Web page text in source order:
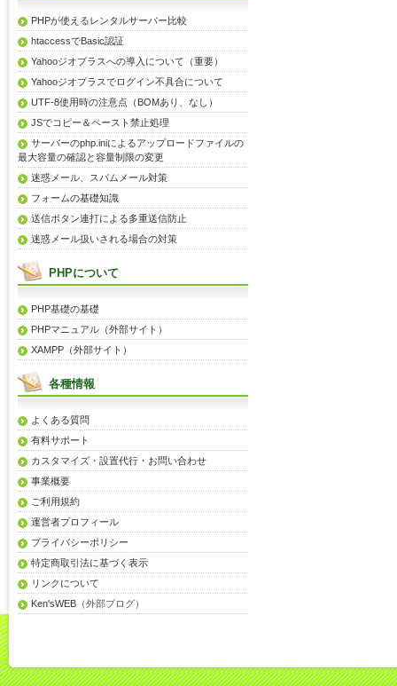
PHPが使えるレンタルサーバー比較
htaccessでBasic認証
Yahooジオプラスへの導入について（重要）
Yahooジオプラスでログイン不具合について
UTF-8使用時の注意点（BOMあり、なし）
JSでコピー＆ペースト禁止処理
サーバーのphp.iniによるアップロードファイルの
最大容量の確認と容量制限の変更
迷惑メール、スパムメール対策
フォームの基礎知識
送信ボタン連打による多重送信防止
迷惑メール扱いされる場合の対策
PHPについて
PHP基礎の基礎
PHPマニュアル（外部サイト）
XAMPP（外部サイト）
各種情報
よくある質問
有料サポート
カスタマイズ・設置代行・お問い合わせ
事業概要
ご利用規約
運営者プロフィール
プライバシーポリシー
特定商取引法に基づく表示
リンクについて
Ken'sWEB （外部ブログ）